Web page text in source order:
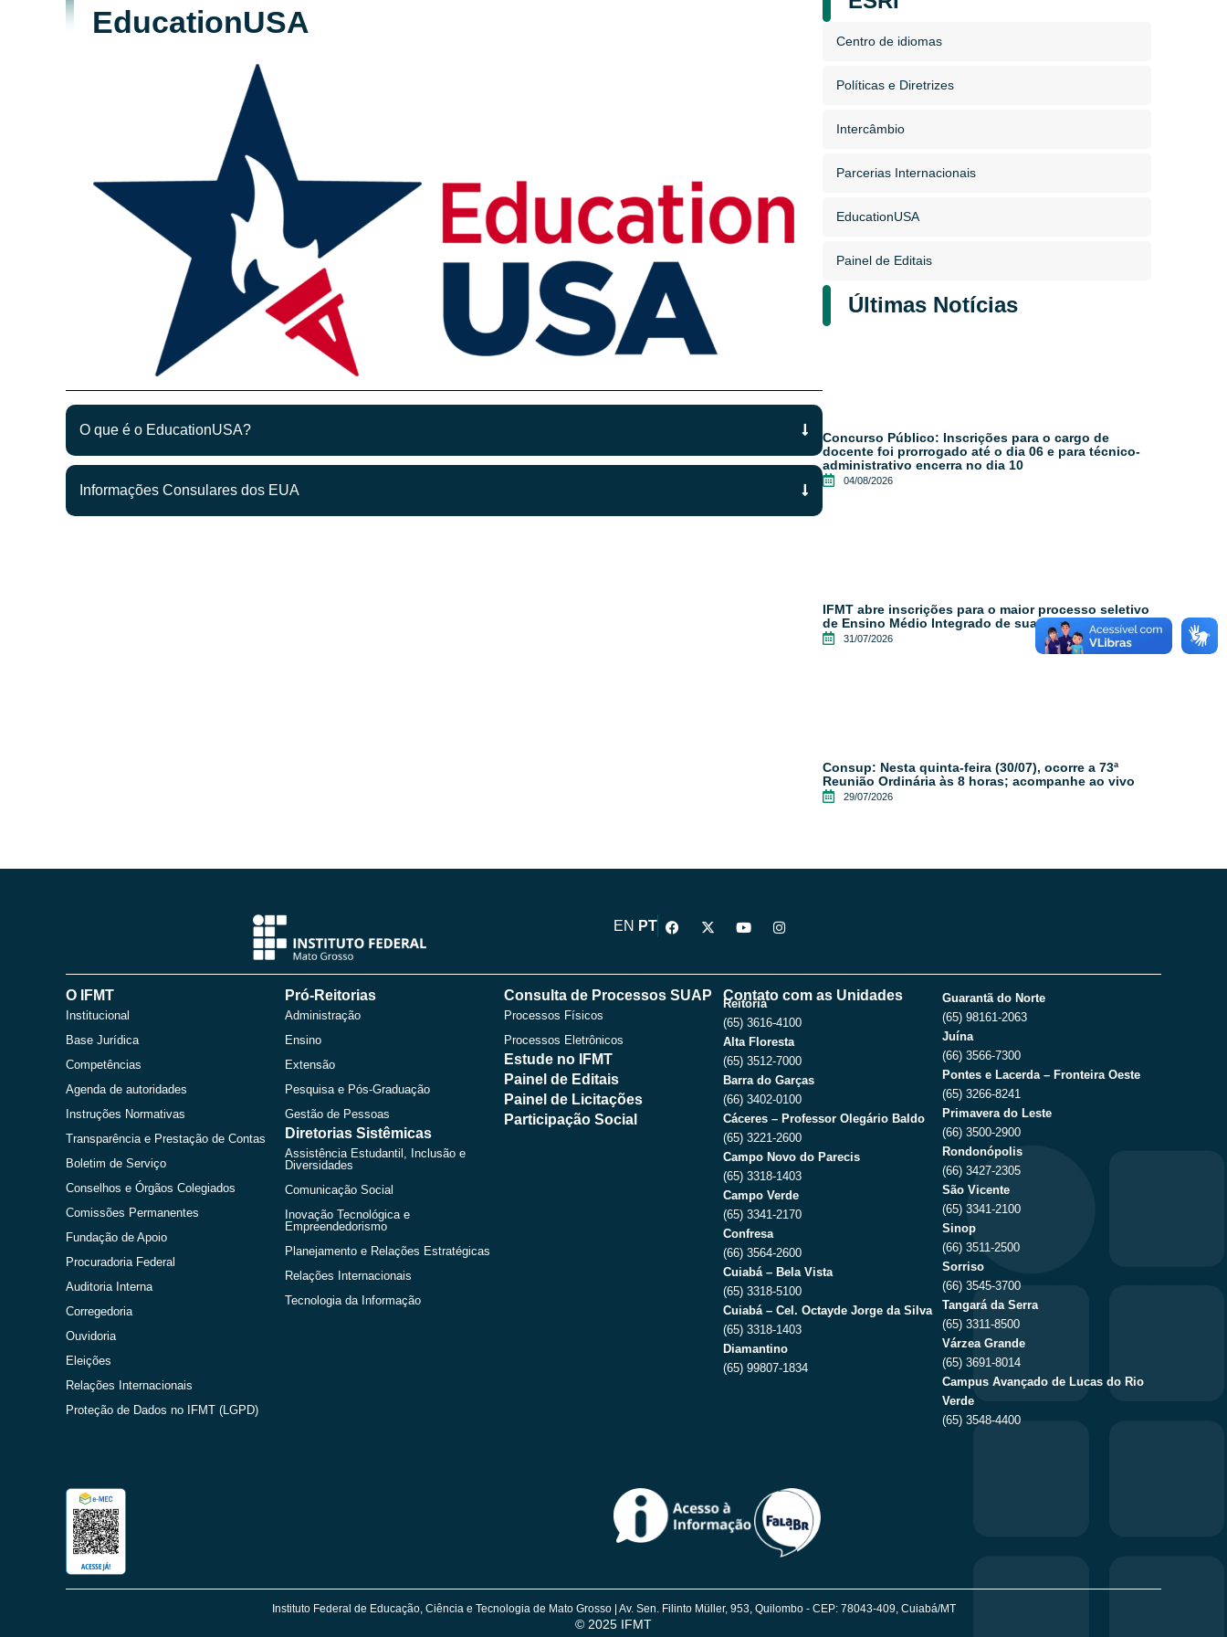
EducationUSA
O que é o EducationUSA?
Informações Consulares dos EUA
Centro de idiomas
Políticas e Diretrizes
Intercâmbio
Parcerias Internacionais
EducationUSA
Painel de Editais
Últimas Notícias
Concurso Público: Inscrições para o cargo de
docente foi prorrogado até o dia 06 e para técnico-
administrativo encerra no dia 10
04/08/2026
IFMT abre inscrições para o maior processo seletivo
de Ensino Médio Integrado de sua história
31/07/2026
Consup: Nesta quinta-feira (30/07), ocorre a 73ª
Reunião Ordinária às 8 horas; acompanhe ao vivo
29/07/2026
EN PT
F
a
b
o
o
X
-
i
t
Y
o
u
b
e
I
n
a
g
r
a
m
O IFMT
Institucional
Base Jurídica
Competências
Agenda de autoridades
Instruções Normativas
Transparência e Prestação de Contas
Boletim de Serviço
Conselhos e Órgãos Colegiados
Comissões Permanentes
Fundação de Apoio
Procuradoria Federal
Auditoria Interna
Corregedoria
Ouvidoria
Eleições
Relações Internacionais
Proteção de Dados no IFMT (LGPD)
Pró-Reitorias
Administração
Ensino
Extensão
Pesquisa e Pós-Graduação
Gestão de Pessoas
Diretorias Sistêmicas
Assistência Estudantil, Inclusão e
Diversidades
Comunicação Social
Inovação Tecnológica e
Empreendedorismo
Planejamento e Relações Estratégicas
Relações Internacionais
Tecnologia da Informação
Consulta de Processos SUAP
Processos Físicos
Processos Eletrônicos
Estude no IFMT
Painel de Editais
Painel de Licitações
Participação Social
Contato com as Unidades
Reitoria
(65) 3616-4100
Alta Floresta
(65) 3512-7000
Barra do Garças
(66) 3402-0100
Cáceres – Professor Olegário Baldo
(65) 3221-2600
Campo Novo do Parecis
(65) 3318-1403
Campo Verde
(65) 3341-2170
Confresa
(66) 3564-2600
Cuiabá – Bela Vista
(65) 3318-5100
Cuiabá – Cel. Octayde Jorge da Silva
(65) 3318-1403
Diamantino
(65) 99807-1834
Guarantã do Norte
(65) 98161-2063
Juína
(66) 3566-7300
Pontes e Lacerda – Fronteira Oeste
(65) 3266-8241
Primavera do Leste
(66) 3500-2900
Rondonópolis
(66) 3427-2305
São Vicente
(65) 3341-2100
Sinop
(66) 3511-2500
Sorriso
(66) 3545-3700
Tangará da Serra
(65) 3311-8500
Várzea Grande
(65) 3691-8014
Campus Avançado de Lucas do Rio
Verde
(65) 3548-4400
Instituto Federal de Educação, Ciência e Tecnologia de Mato Grosso | Av. Sen. Filinto Müller, 953, Quilombo - CEP: 78043-409, Cuiabá/MT
© 2025 IFMT